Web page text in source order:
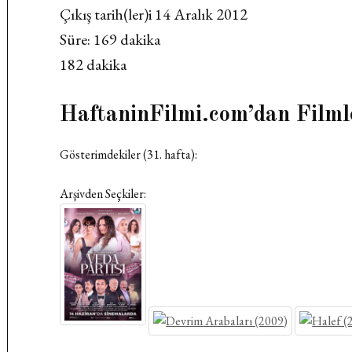
Çıkış tarih(ler)i 14 Aralık 2012
Süre: 169 dakika
182 dakika
HaftaninFilmi.com’dan
Gösterimdekiler (31. hafta):
Arşivden Seçkiler: